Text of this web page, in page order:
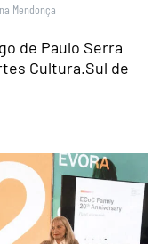
Mendonça
de Paulo Serra
Cultura.Sul de